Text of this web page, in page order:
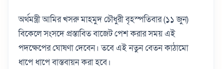
অর্থমন্ত্রী আমির খসরু মাহমুদ চৌধুরী বৃহস্পতিবার (১১ জুন)
বিকেলে সংসদে প্রস্তাবিত বাজেট পেশ করার সময় এই
পদক্ষেপের ঘোষণা দেবেন। তবে এই নতুন বেতন কাঠামো
ধাপে ধাপে বাস্তবায়ন করা হবে।